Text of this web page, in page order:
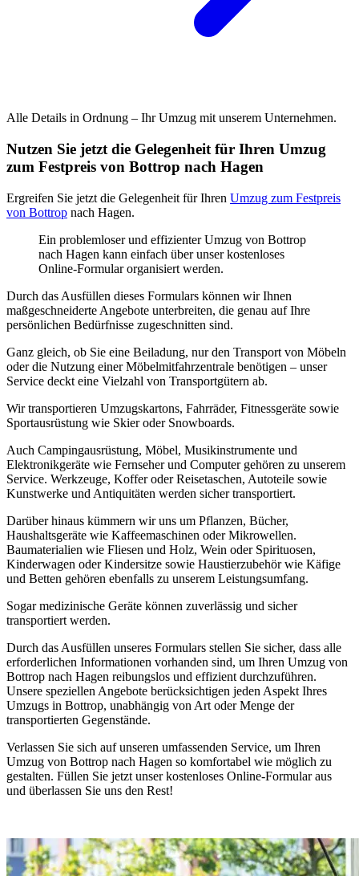
Alle Details in Ordnung – Ihr Umzug mit unserem Unternehmen.
Nutzen Sie jetzt die Gelegenheit für Ihren Umzug
zum Festpreis von Bottrop nach Hagen
Ergreifen Sie jetzt die Gelegenheit für Ihren Umzug zum Festpreis
von Bottrop nach Hagen.
Ein problemloser und effizienter Umzug von Bottrop
nach Hagen kann einfach über unser kostenloses
Online-Formular organisiert werden.
Durch das Ausfüllen dieses Formulars können wir Ihnen
maßgeschneiderte Angebote unterbreiten, die genau auf Ihre
persönlichen Bedürfnisse zugeschnitten sind.
Ganz gleich, ob Sie eine Beiladung, nur den Transport von Möbeln
oder die Nutzung einer Möbelmitfahrzentrale benötigen – unser
Service deckt eine Vielzahl von Transportgütern ab.
Wir transportieren Umzugskartons, Fahrräder, Fitnessgeräte sowie
Sportausrüstung wie Skier oder Snowboards.
Auch Campingausrüstung, Möbel, Musikinstrumente und
Elektronikgeräte wie Fernseher und Computer gehören zu unserem
Service. Werkzeuge, Koffer oder Reisetaschen, Autoteile sowie
Kunstwerke und Antiquitäten werden sicher transportiert.
Darüber hinaus kümmern wir uns um Pflanzen, Bücher,
Haushaltsgeräte wie Kaffeemaschinen oder Mikrowellen.
Baumaterialien wie Fliesen und Holz, Wein oder Spirituosen,
Kinderwagen oder Kindersitze sowie Haustierzubehör wie Käfige
und Betten gehören ebenfalls zu unserem Leistungsumfang.
Sogar medizinische Geräte können zuverlässig und sicher
transportiert werden.
Durch das Ausfüllen unseres Formulars stellen Sie sicher, dass alle
erforderlichen Informationen vorhanden sind, um Ihren Umzug von
Bottrop nach Hagen reibungslos und effizient durchzuführen.
Unsere speziellen Angebote berücksichtigen jeden Aspekt Ihres
Umzugs in Bottrop, unabhängig von Art oder Menge der
transportierten Gegenstände.
Verlassen Sie sich auf unseren umfassenden Service, um Ihren
Umzug von Bottrop nach Hagen so komfortabel wie möglich zu
gestalten. Füllen Sie jetzt unser kostenloses Online-Formular aus
und überlassen Sie uns den Rest!